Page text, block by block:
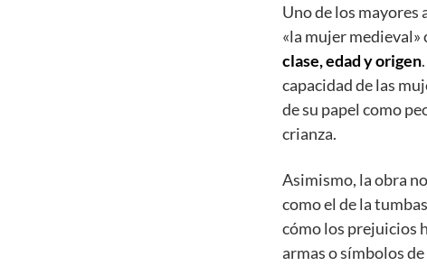
Uno de los mayores
«la mujer
clase, edad y origen
capacidad de las
de su papel como
crianza.
Asimismo, la obra
como el de la
cómo los prejuicios
armas o símbolos